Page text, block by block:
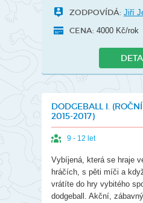
ZODPOVÍDÁ: Jiří
CENA: 4000 Kč/rok
DODGEBALL I.
2015-2017)
9 - 12 let
Vybíjená, která se hraje
hráčích, s pěti míči a
vrátíte do hry vybitého
dodgeball. Akční,